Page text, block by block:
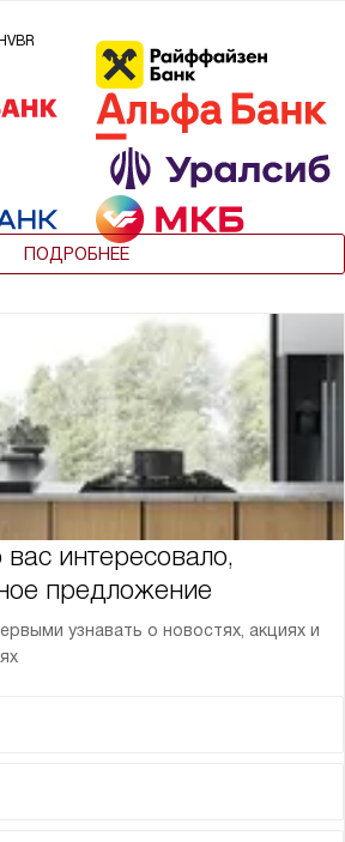
ПОДРОБНЕЕ
интересовало,
предложение
узнавать о новостях, акциях и